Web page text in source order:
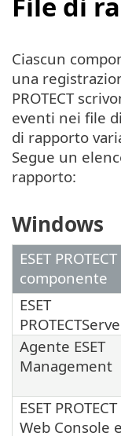
Ciascun
una
PROTECT
eventi nei file
di rapporto
Segue un
rapporto:
Windows
ESET PROTECT
componente
ESET
Agente ESET
Management
ESET PROTECT
Web Console e